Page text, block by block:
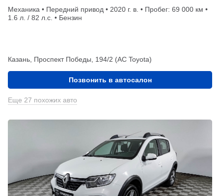
Механика • Передний привод • 2020 г. в. • Пробег: 69 000 км •
1.6 л. / 82 л.с. • Бензин
Казань, Проспект Победы, 194/2 (АС Toyota)
Позвонить в автосалон
Еще 27 похожих авто